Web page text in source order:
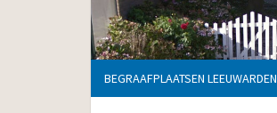
BEGRAAFPLAATSEN LEEUWARDEN